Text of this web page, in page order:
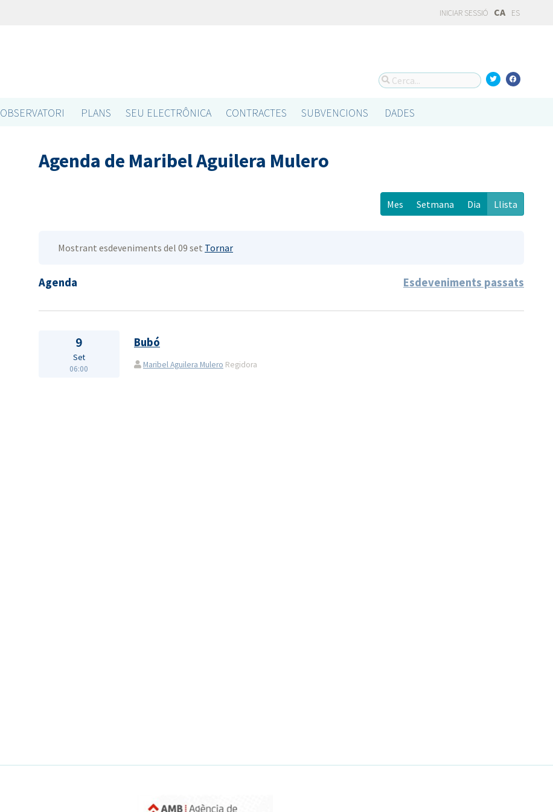
INICIAR SESSIÓ CA ES
OBSERVATORI PLANS SEU ELECTRÔNICA CONTRACTES SUBVENCIONS DADES
Agenda de Maribel Aguilera Mulero
Mes Setmana Dia Llista
Mostrant esdeveniments del 09 set Tornar
Agenda Esdeveniments passats
9
Set
06:00
Bubó
Maribel Aguilera Mulero Regidora